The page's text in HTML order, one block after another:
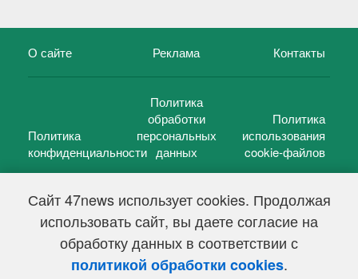
Сайт 47news использует cookies. Продолжая
использовать сайт, вы даете согласие на
обработку данных в соответствии с
политикой обработки cookies.
О сайте Реклама Контакты
Политика
конфиденциальности
Политика
обработки
персональных
данных
Политика
использования
cookie-файлов
47 новостей (47 news)2005 — 2026 г.
Свидетельство о регистрации СМИ Эл № ФС 77-39848, выдано
Федеральной службой по надзору в сфере связи,
информационных технологий и массовых коммуникаций